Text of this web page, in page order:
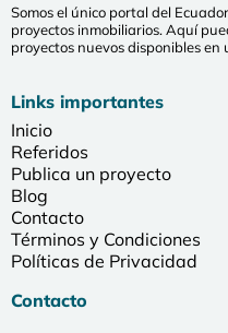
Somos el único portal del
proyectos inmobiliarios. Aquí
proyectos nuevos disponibles en
Links importantes
Inicio
Referidos
Publica un proyecto
Blog
Contacto
Términos y Condiciones
Políticas de Privacidad
Contacto